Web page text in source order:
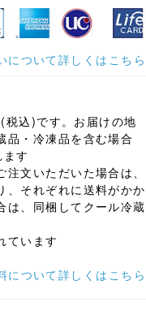
について詳しくはこちら
込)です。お届けの地
品・冷凍品を含む場合
す
文いただいた場合は、
、それぞれに送料がかか
は、同梱してクール冷蔵
ています
について詳しくはこちら